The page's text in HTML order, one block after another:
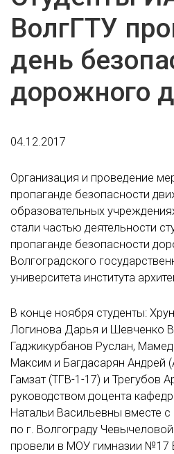
ВолгГТУ
день
дорожного
04.12.2017
Организация и проведение
пропаганде безопасности
образовательных
стали частью деятельности
пропаганде безопасности
Волгоградского
университета института
В конце ноября студенты:
Логинова Дарья и Шевченко
Гаджикурбанов Руслан,
Максим и Багдасарян Андрей
Гамзат (ТГВ-1-17) и Трегубов
руководством доцента
Натальи Васильевны вместе
по г. Волгограду
провели в МОУ гимназии №17